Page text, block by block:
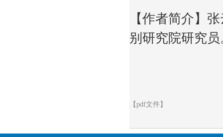
【作者简介】
别研究院研究员
【pdf文件】